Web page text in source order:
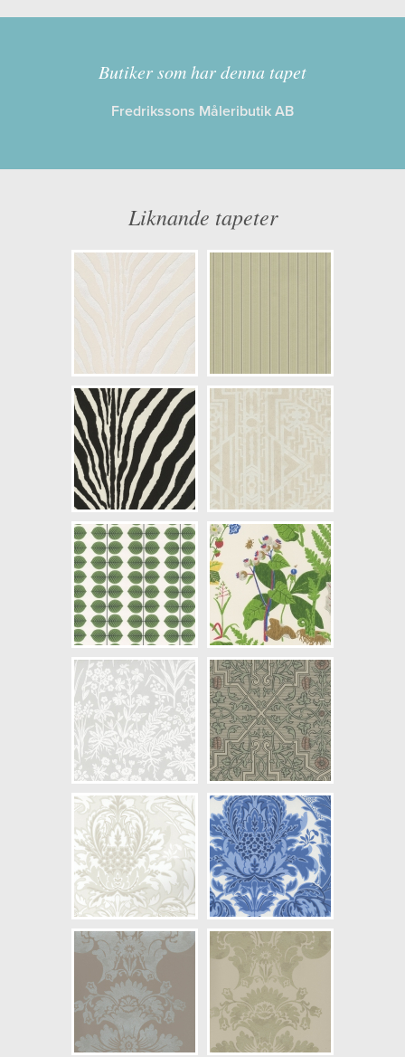
Tillverkare: Ralph Lauren
Information
Egenskaper: Limma på väggen
Opacitet: Låg
Längd x Bredd: 10,00 x 0,68
Mönsterhöjd: 0,52
Artikelnummer: PRL5012 01
NCS Bottenkulör: S1505-Y20R
Färg: Vitaktig, Beige
Mönster: Randig, Blommig
Struktur: Slät, Metallic
Cirkapris: 1890,00 kr
(Kontakta din färghandlare för
exakt pris.)
Butiker som har denna tapet
Fredrikssons Måleributik AB
Liknande tapeter